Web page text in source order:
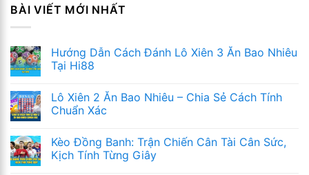
BÀI VIẾT MỚI NHẤT
Hướng Dẫn Cách Đánh Lô Xiên 3 Ăn Bao Nhiêu
Tại Hi88
Lô Xiên 2 Ăn Bao Nhiêu – Chia Sẻ Cách Tính
Chuẩn Xác
Kèo Đồng Banh: Trận Chiến Cân Tài Cân Sức,
Kịch Tính Từng Giây